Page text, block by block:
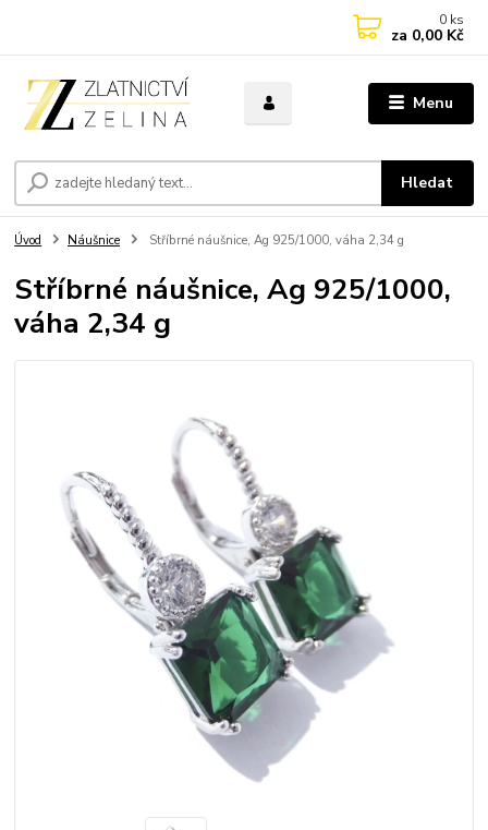
Menu
Hledat
0 ks
za 0,00 Kč
Úvod Náušnice Stříbrné náušnice, Ag 925/1000, váha 2,34 g
Stříbrné náušnice, Ag 925/1000,
váha 2,34 g